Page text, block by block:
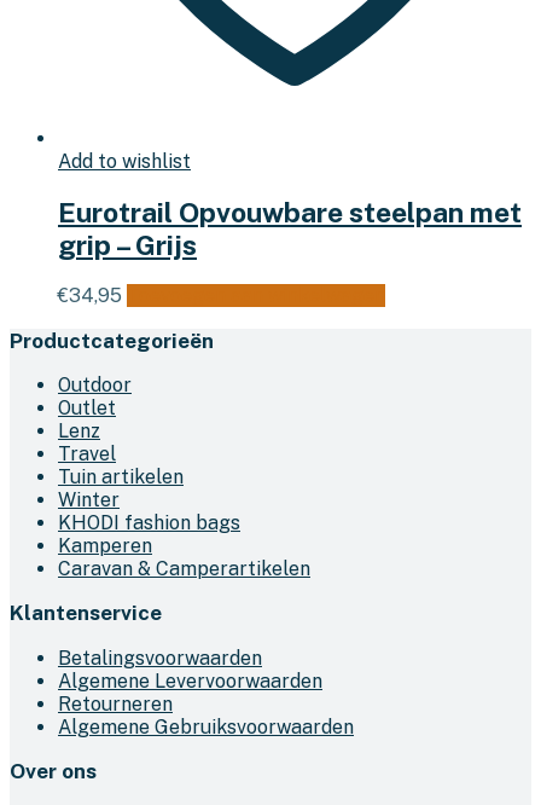
Add to wishlist
Eurotrail Opvouwbare steelpan met
grip – Grijs
€34,95
Productcategorieën
Outdoor
Outlet
Lenz
Travel
Tuin artikelen
Winter
KHODI fashion bags
Kamperen
Caravan & Camperartikelen
Klantenservice
Betalingsvoorwaarden
Algemene Levervoorwaarden
Retourneren
Algemene Gebruiksvoorwaarden
Over ons